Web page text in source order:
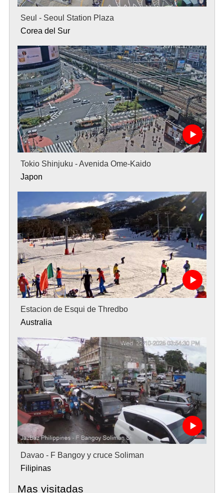
Seul - Seoul Station Plaza
Corea del Sur
Tokio Shinjuku - Avenida Ome-Kaido
Japon
Estacion de Esqui de Thredbo
Australia
Davao - F Bangoy y cruce Soliman
Filipinas
Mas visitadas